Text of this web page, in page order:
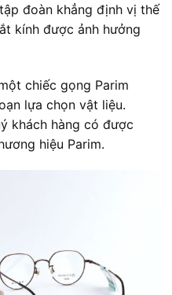
đoàn khẳng định vị thế
kính được ảnh hưởng
chiếc gọng Parim
lựa chọn vật liệu.
khách hàng có được
hiệu Parim.